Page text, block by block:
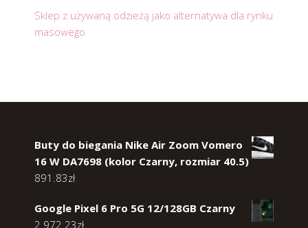
Sklep z używaną odzieżą jako alternatywa dla rynku
masowego
Buty do biegania Nike Air Zoom Vomero
16 W DA7698 (kolor Czarny, rozmiar 40.5)
891.83zł
Google Pixel 6 Pro 5G 12/128GB Czarny
2 972.23zł